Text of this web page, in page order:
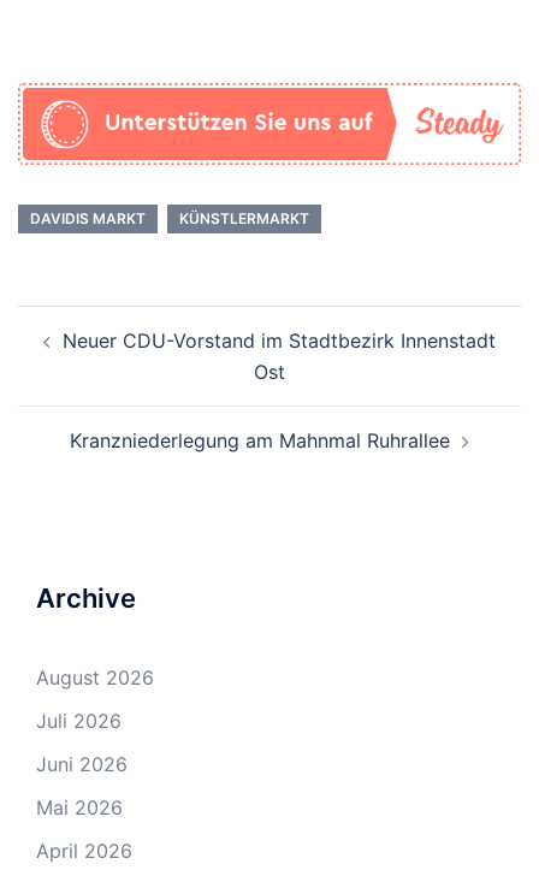
DAVIDIS MARKT KÜNSTLERMARKT
Navigation
Neuer CDU-Vorstand im Stadtbezirk Innenstadt
Ost
Kranzniederlegung am Mahnmal Ruhrallee
Archive
August 2026
Juli 2026
Juni 2026
Mai 2026
April 2026